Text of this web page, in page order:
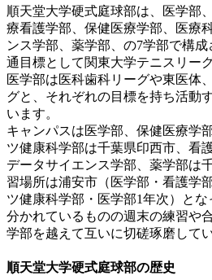
順天堂大学硬式庭球部は、医学部
療看護学部、保健医療学部、医療
ンス学部、薬学部、の7学部で構
通目標として関東大学テニスリー
医学部は医科歯科リーグや東医体
グと、それぞれの目標を持ち活動
います。
キャンパスは医学部、保健医療学
ツ健康科学部は千葉県印西市、看
データサイエンス学部、薬学部は
習場所は浦安市（医学部・看護学
ツ健康科学部・医学部1年次）と
分かれているものの週末の練習や
学部を越えて互いに切磋琢磨してい
順天堂大学硬式庭球部の歴史